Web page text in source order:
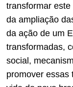
transformar
da ampliação
da ação de um
transformadas,
social,
promover essas